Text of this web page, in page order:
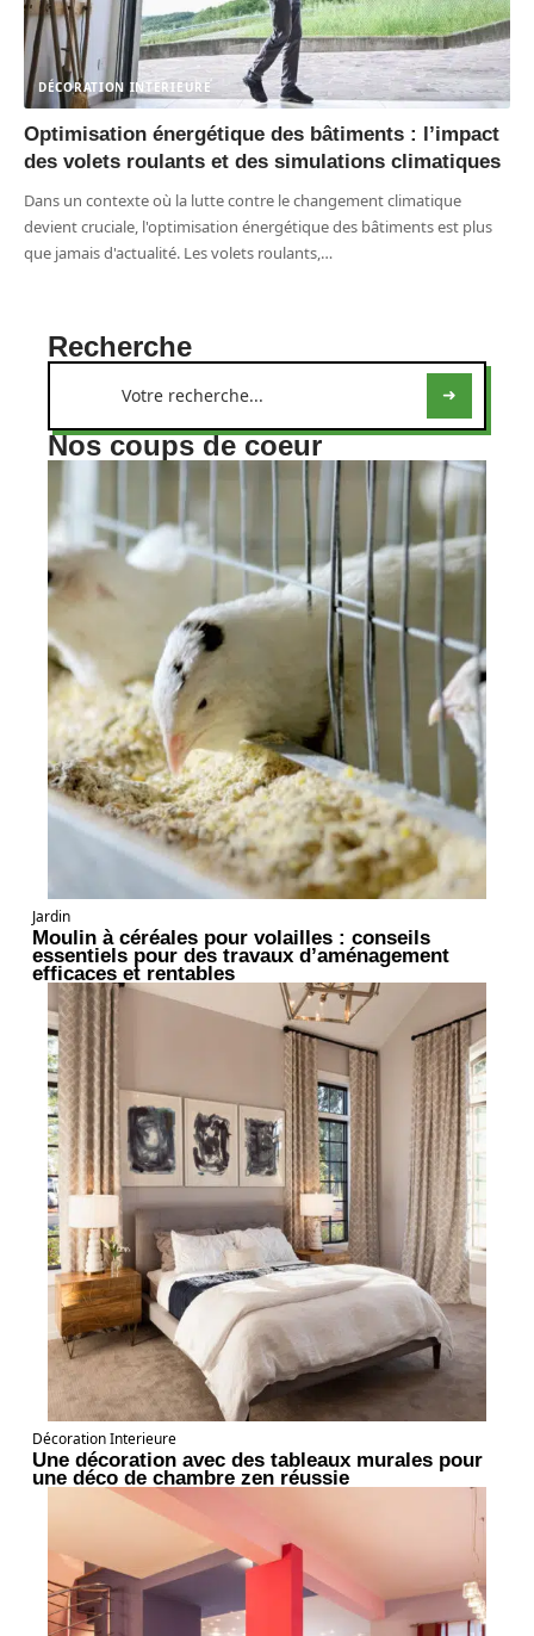
DÉCORATION INTERIEURE
Optimisation énergétique des bâtiments : l’impact
des volets roulants et des simulations climatiques
Dans un contexte où la lutte contre le changement climatique
devient cruciale, l'optimisation énergétique des bâtiments est plus
que jamais d'actualité. Les volets roulants,…
Recherche
Nos coups de coeur
Jardin
Moulin à céréales pour volailles : conseils
essentiels pour des travaux d’aménagement
efficaces et rentables
Décoration Interieure
Une décoration avec des tableaux murales pour
une déco de chambre zen réussie